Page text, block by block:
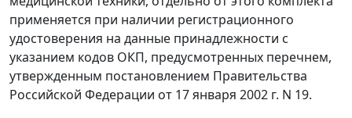
применяется при наличии регистрационного
удостоверения на данные принадлежности с
указанием кодов ОКП, предусмотренных перечнем,
утвержденным постановлением Правительства
Российской Федерации от 17 января 2002 г. N 19.